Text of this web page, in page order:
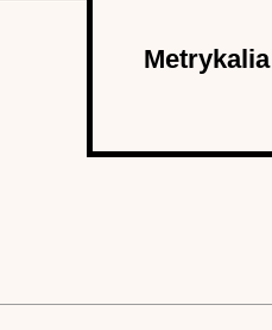
Metrykalia